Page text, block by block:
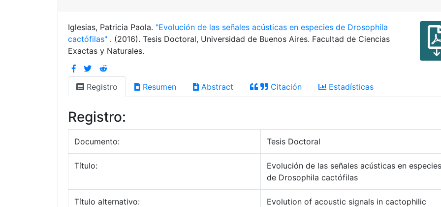
Iglesias, Patricia Paola. "Evolución de las señales acústicas en especies de Drosophila
cactófilas" . (2016). Tesis Doctoral, Universidad de Buenos Aires. Facultad de Ciencias
Exactas y Naturales.
Registro Resumen Abstract Citación Estadísticas
Registro:
Documento: Tesis Doctoral
Título:
Evolución de las señales acústicas en especies
de Drosophila cactófilas
Título alternativo:
Evolution of acoustic signals in cactophilic